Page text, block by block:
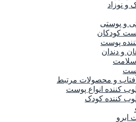
و نوزاد
و پوستی
کودکان
پوست
و دندان
و محصولات مرتبط
کننده انواع پوست
کننده کودک
ابرو